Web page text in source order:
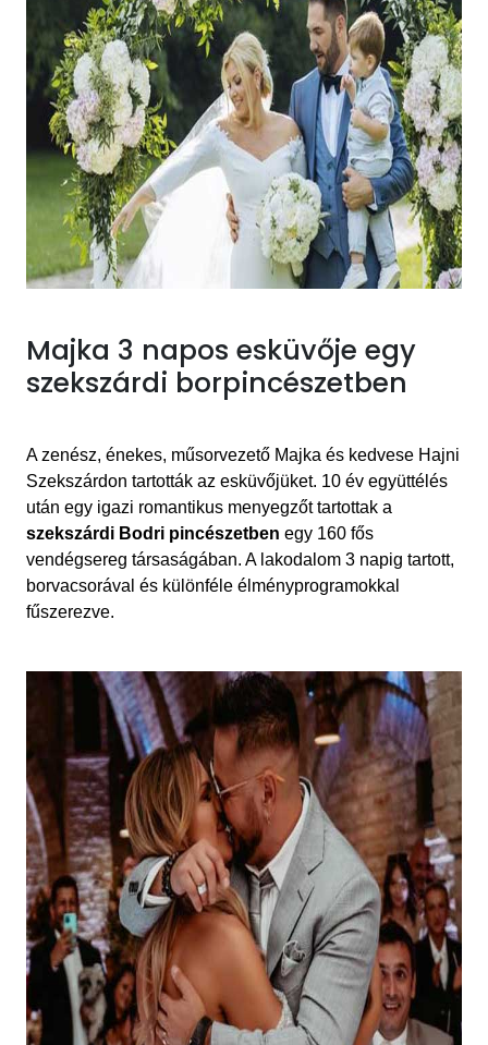
Majka 3 napos esküvője egy
szekszárdi borpincészetben
A zenész, énekes, műsorvezető Majka és kedvese Hajni
Szekszárdon tartották az esküvőjüket. 10 év együttélés
után egy igazi romantikus menyegzőt tartottak a
szekszárdi Bodri pincészetben egy 160 fős
vendégsereg társaságában. A lakodalom 3 napig tartott,
borvacsorával és különféle élményprogramokkal
fűszerezve.